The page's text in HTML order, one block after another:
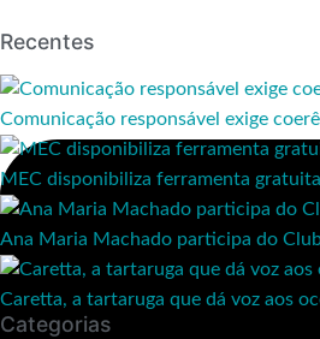
Recentes
Comunicação responsável exige
MEC disponibiliza ferramenta
Ana Maria Machado participa do
Caretta, a tartaruga que dá voz aos
Categorias